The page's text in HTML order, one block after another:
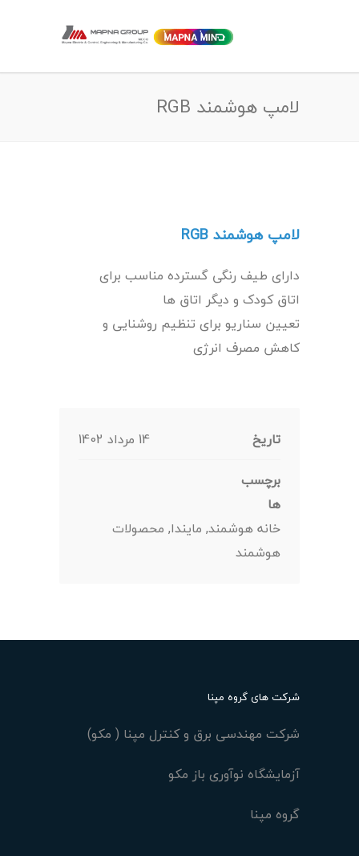
لامپ هوشمند RGB
لامپ هوشمند RGB
دارای طیف رنگی گسترده مناسب برای
اتاق کودک و دیگر اتاق ها
تعیین سناریو برای تنظیم روشنایی و
کاهش مصرف انرژی
تاریخ
14 مرداد 1402
برچسب
ها
خانه هوشمند, مایندا, محصولات
هوشمند
شرکت های گروه مپنا
شرکت مهندسی برق و کنترل مپنا ( مکو)
آزمایشگاه نوآوری باز مکو
گروه مپنا